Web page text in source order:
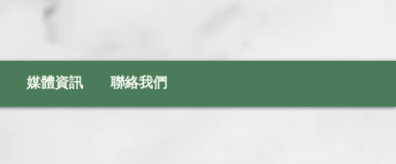
媒體資訊 聯絡我們